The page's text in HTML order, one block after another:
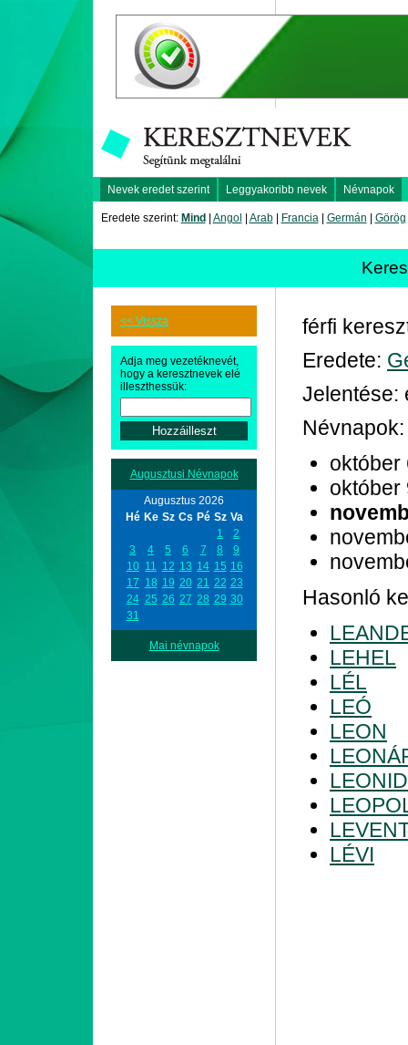
Nevek eredet szerint Leggyakoribb nevek Névnapok
Eredete szerint: Mind Angol Arab| Francia| Germán Görög
<< Vissza
Adja meg vezetéknevét,
hogy a keresztnevek elé
illeszthessük:
Augusztusi Névnapok
Augusztus 2026
Hé Ke Sz Cs Pé Sz Va
1
2
3
4 5 6 7 8
9
10 11 12 13 14 15 16
17 18 19 20 21 22 23
24 25 26 27 28 29 30
31
Mai névnapok
férfi
Eredete:
Jelentése:
Névnapok:
október
október
Hasonló
LEHEL
LÉL
LEÓ
LEON
LÉVI